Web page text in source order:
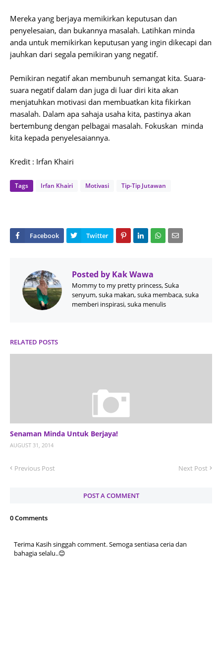
Mereka yang berjaya memikirkan keputusan dan
penyelesaian, dan bukannya masalah. Latihkan minda
anda untuk memikirkan keputusan yang ingin dikecapi dan
jauhkan dari segala pemikiran yang negatif.
Pemikiran negatif akan membunuh semangat kita. Suara-
suara negatif dalam dan juga di luar diri kita akan
menjatuhkan motivasi dan membuatkan kita fikirkan
masalah. Dalam apa sahaja usaha kita, pastinya akan
bertembung dengan pelbagai masalah. Fokuskan minda
kita kepada penyelesaiannya.
Kredit : Irfan Khairi
Tags Irfan Khairi Motivasi Tip-Tip Jutawan
Posted by Kak Wawa
Mommy to my pretty princess, Suka
senyum, suka makan, suka membaca, suka
memberi inspirasi, suka menulis
RELATED POSTS
Senaman Minda Untuk Berjaya!
AUGUST 31, 2014
Previous Post Next Post
POST A COMMENT
0 Comments
Terima Kasih singgah comment. Semoga sentiasa ceria dan
bahagia selalu..😊